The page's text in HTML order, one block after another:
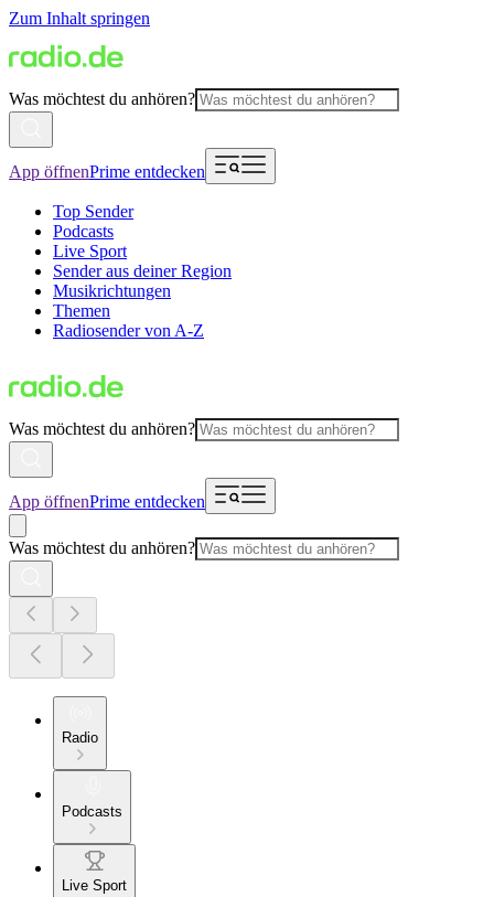
Zum Inhalt springen
Was möchtest du anhören?
App öffnenPrime entdecken
Top Sender
Podcasts
Live Sport
Sender aus deiner Region
Musikrichtungen
Themen
Radiosender von A-Z
Was möchtest du anhören?
App öffnenPrime entdecken
Was möchtest du anhören?
Radio
Podcasts
Live Sport